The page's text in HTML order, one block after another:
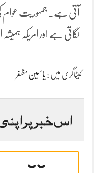
آتی ہے۔ جمہوریت عوام
لگاتی ہے اور امریکہ ہمیشہ
کیٹاگری میں : یاسمین مظفر
اس خبر پر